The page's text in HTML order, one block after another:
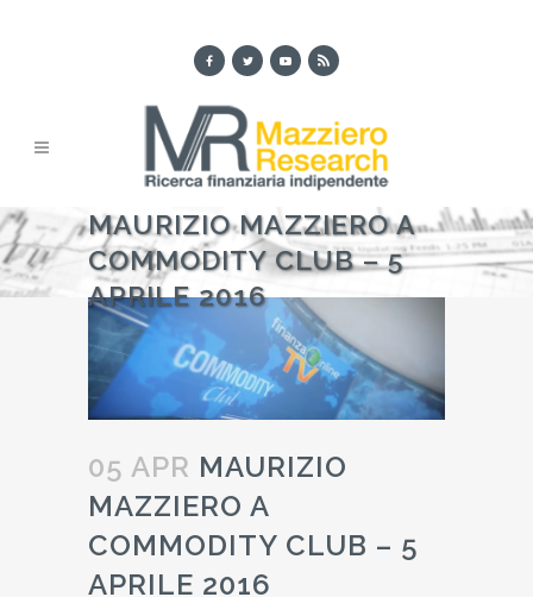
MAURIZIO MAZZIERO A
COMMODITY CLUB – 5
APRILE 2016
05 APR MAURIZIO
MAZZIERO A
COMMODITY CLUB – 5
APRILE 2016